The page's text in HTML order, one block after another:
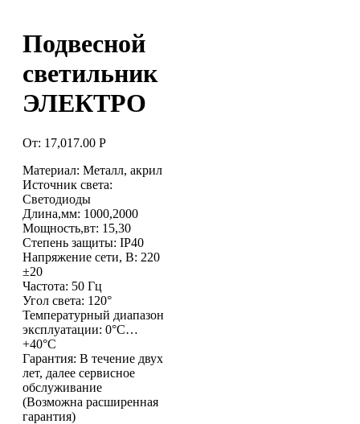
Подвесной
светильник
ЭЛЕКТРО
От: 17,017.00 Р
Материал: Металл, акрил
Источник света:
Светодиоды
Длина,мм: 1000,2000
Мощность,вт: 15,30
Степень защиты: IP40
Напряжение сети, В: 220
±20
Частота: 50 Гц
Угол света: 120°
Температурный диапазон
эксплуатации: 0°С…
+40°С
Гарантия: В течение двух
лет, далее сервисное
обслуживание
(Возможна расширенная
гарантия)